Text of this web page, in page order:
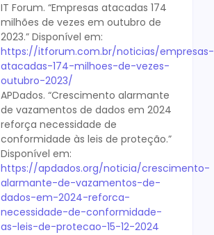
IT Forum. “Empresas atacadas 174
milhões de vezes em outubro de
2023.” Disponível em:
https://itforum.com.br/noticias/empresas-
atacadas-174-milhoes-de-vezes-
outubro-2023/
APDados. “Crescimento alarmante
de vazamentos de dados em 2024
reforça necessidade de
conformidade às leis de proteção.”
Disponível em:
https://apdados.org/noticia/crescimento-
alarmante-de-vazamentos-de-
dados-em-2024-reforca-
necessidade-de-conformidade-
as-leis-de-protecao-15-12-2024